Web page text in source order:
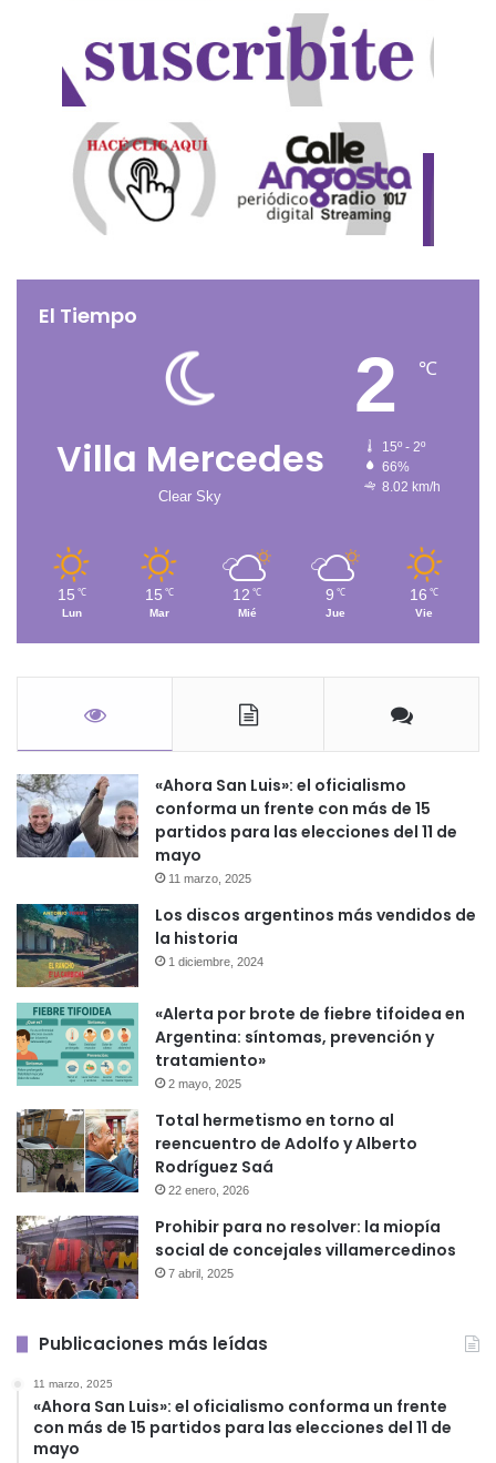
El Tiempo
Villa Mercedes
Clear Sky
2 ℃
15º - 2º
66%
8.02 km/h
15 ℃
Lun
15 ℃
Mar
12 ℃
Mié
9 ℃
Jue
16 ℃
Vie
«Ahora San Luis»: el oficialismo
conforma un frente con más de 15
partidos para las elecciones del 11 de
mayo
11 marzo, 2025
Los discos argentinos más vendidos de
la historia
1 diciembre, 2024
«Alerta por brote de fiebre tifoidea en
Argentina: síntomas, prevención y
tratamiento»
2 mayo, 2025
Total hermetismo en torno al
reencuentro de Adolfo y Alberto
Rodríguez Saá
22 enero, 2026
Prohibir para no resolver: la miopía
social de concejales villamercedinos
7 abril, 2025
Publicaciones más leídas
11 marzo, 2025
«Ahora San Luis»: el oficialismo conforma un frente
con más de 15 partidos para las elecciones del 11 de
mayo